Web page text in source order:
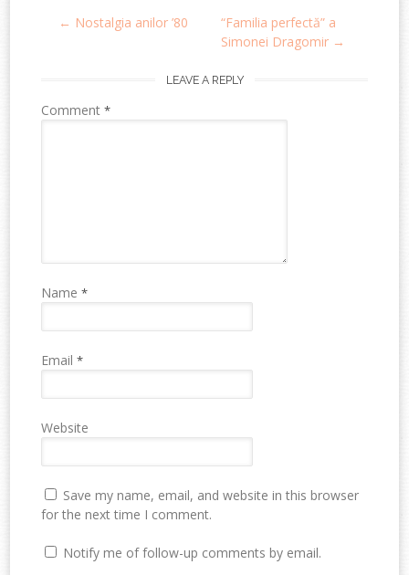
navigation
← Nostalgia anilor ’80
“Familia perfectă” a
Simonei Dragomir →
LEAVE A REPLY
Comment*
Name*
Email*
Website
Save my name, email, and website in this browser
for the next time I comment.
Notify me of follow-up comments by email.